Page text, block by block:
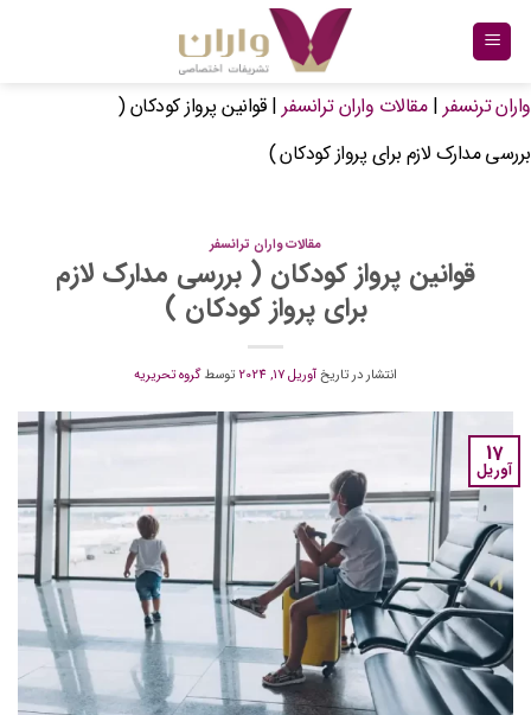
واران ترنسفر |مقالات واران ترانسفر |قوانین پرواز کودکان (
بررسی مدارک لازم برای پرواز کودکان )
مقالات واران ترانسفر
قوانین پرواز کودکان ( بررسی مدارک لازم
برای پرواز کودکان )
انتشار در تاریخآوریل 17, 2024 توسطگروه تحریریه
17
آوریل